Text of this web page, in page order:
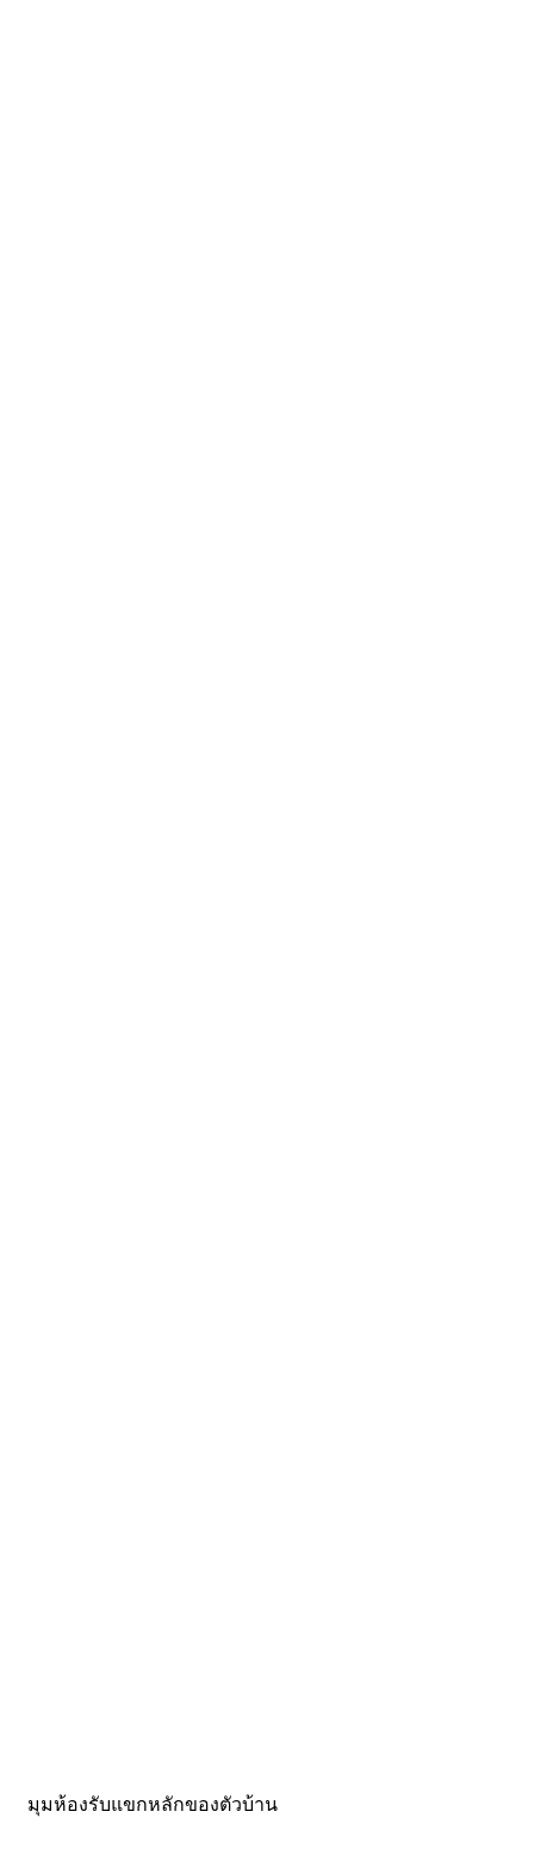
มุมห้องรับแขกหลักของตัวบ้าน